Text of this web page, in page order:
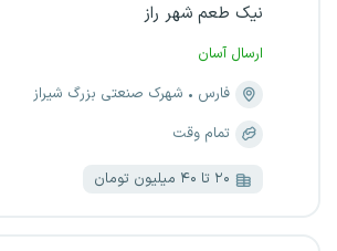
نیک طعم شهر راز
ارسال آسان
فارس
شهرک صنعتی بزرگ شیراز
تمام وقت
۲۰ تا ۴۰ میلیون تومان